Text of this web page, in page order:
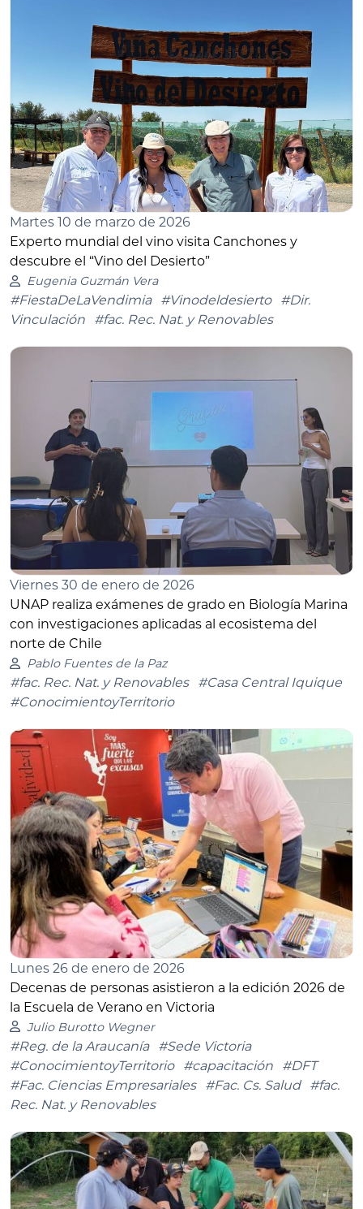
Martes 10 de marzo de 2026
Experto mundial del vino visita Canchones y
descubre el “Vino del Desierto”
Eugenia Guzmán Vera
#FiestaDeLaVendimia #Vinodeldesierto
#Dir.
Vinculación
#fac. Rec. Nat. y Renovables
Viernes 30 de enero de 2026
UNAP realiza exámenes de grado en Biología Marina
con investigaciones aplicadas al ecosistema del
norte de Chile
Pablo Fuentes de la Paz
#fac. Rec. Nat. y Renovables
#Casa Central Iquique
#ConocimientoyTerritorio
Lunes 26 de enero de 2026
Decenas de personas asistieron a la edición 2026 de
la Escuela de Verano en Victoria
Julio Burotto Wegner
#Reg. de la Araucanía
#Sede Victoria
#ConocimientoyTerritorio
#capacitación
#DFT
#Fac. Ciencias Empresariales
#Fac. Cs. Salud
#fac.
Rec. Nat. y Renovables